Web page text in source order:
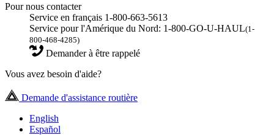
Pour nous contacter
Service en français 1-800-663-5613
Service pour l'Amérique du Nord: 1-800-GO-U-HAUL(1-
800-468-4285)
Demander à être rappelé
Vous avez besoin d'aide?
Demande d'assistance routière
English
Español